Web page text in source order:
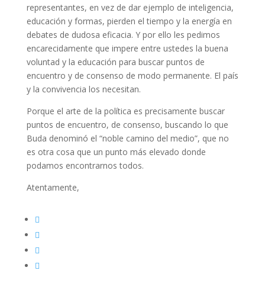
representantes, en vez de dar ejemplo de inteligencia,
educación y formas, pierden el tiempo y la energía en
debates de dudosa eficacia. Y por ello les pedimos
encarecidamente que impere entre ustedes la buena
voluntad y la educación para buscar puntos de
encuentro y de consenso de modo permanente. El país
y la convivencia los necesitan.
Porque el arte de la política es precisamente buscar
puntos de encuentro, de consenso, buscando lo que
Buda denominó el “noble camino del medio”, que no
es otra cosa que un punto más elevado donde
podamos encontrarnos todos.
Atentamente,